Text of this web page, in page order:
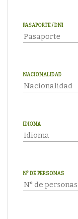
PASAPORTE / DNI
NACIONALIDAD
IDIOMA
N° DE PERSONAS